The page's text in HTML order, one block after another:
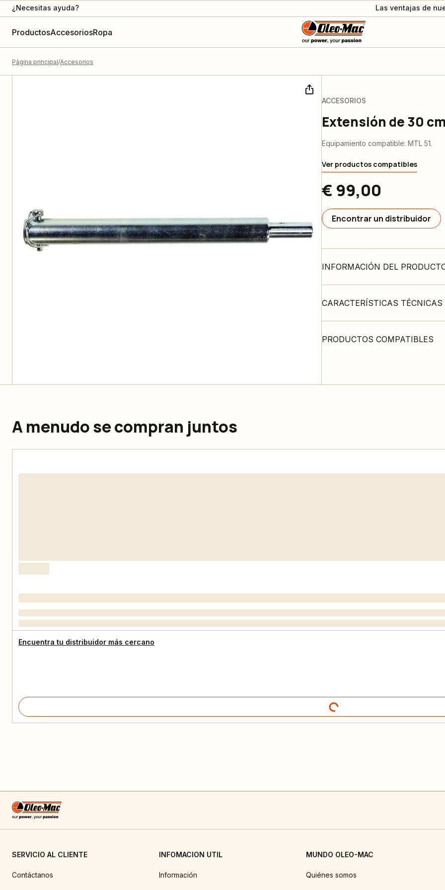
¿Necesitas ayuda? Las ventajas de
ProductosAccesoriosRopa
Página principal Accesorios
ACCESORIOS
Extensión de 30
Equipamiento compatible: MTL 51.
Ver productos compatibles
€ 99,00
Encontrar un distribuidor
INFORMACIÓN DEL
CARACTERÍSTICAS TÉCNICAS
PRODUCTOS COMPATIBLES
A menudo se compran juntos
Encuentra tu distribuidor más cercano
SERVICIO AL CLIENTE
Contáctanos
INFOMACION UTIL
Información
MUNDO OLEO-MAC
Quiénes somos